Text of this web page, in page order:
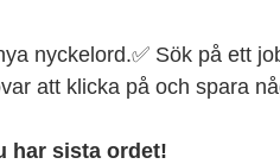
nyckelord.✅ Sök på ett
att klicka på och spara
har sista ordet!